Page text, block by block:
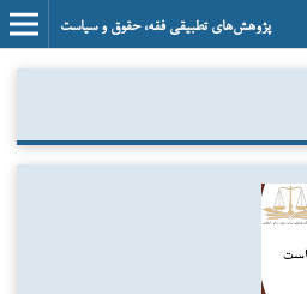
پژوهش‌های تطبیقی فقه، حقوق و سیاست